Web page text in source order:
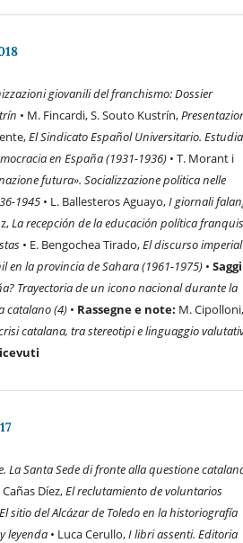
giovanili del franchismo: Dossier
• M. Fincardi, S. Souto Kustrín,
El Sindicato Español Universitario.
en España (1931-1936) • T. Morant i
futura». Socializzazione politica nelle
1945 • L. Ballesteros Aguayo,I giornali
La recepción de la educación política
• E. Bengochea Tirado,El discurso
en la provincia de Sahara (1961-1975) •
Trayectoria de un icono nacional durante la
catalano (4) • Rassegne e note: M. Cipolloni,
catalana, tra stereotipi e linguaggio
La Santa Sede di fronte alla questione
Cañas Díez,El reclutamiento de voluntarios
El sitio del Alcázar de Toledo en la historiografía
leyenda • Luca Cerullo,I libri assenti. Editoria